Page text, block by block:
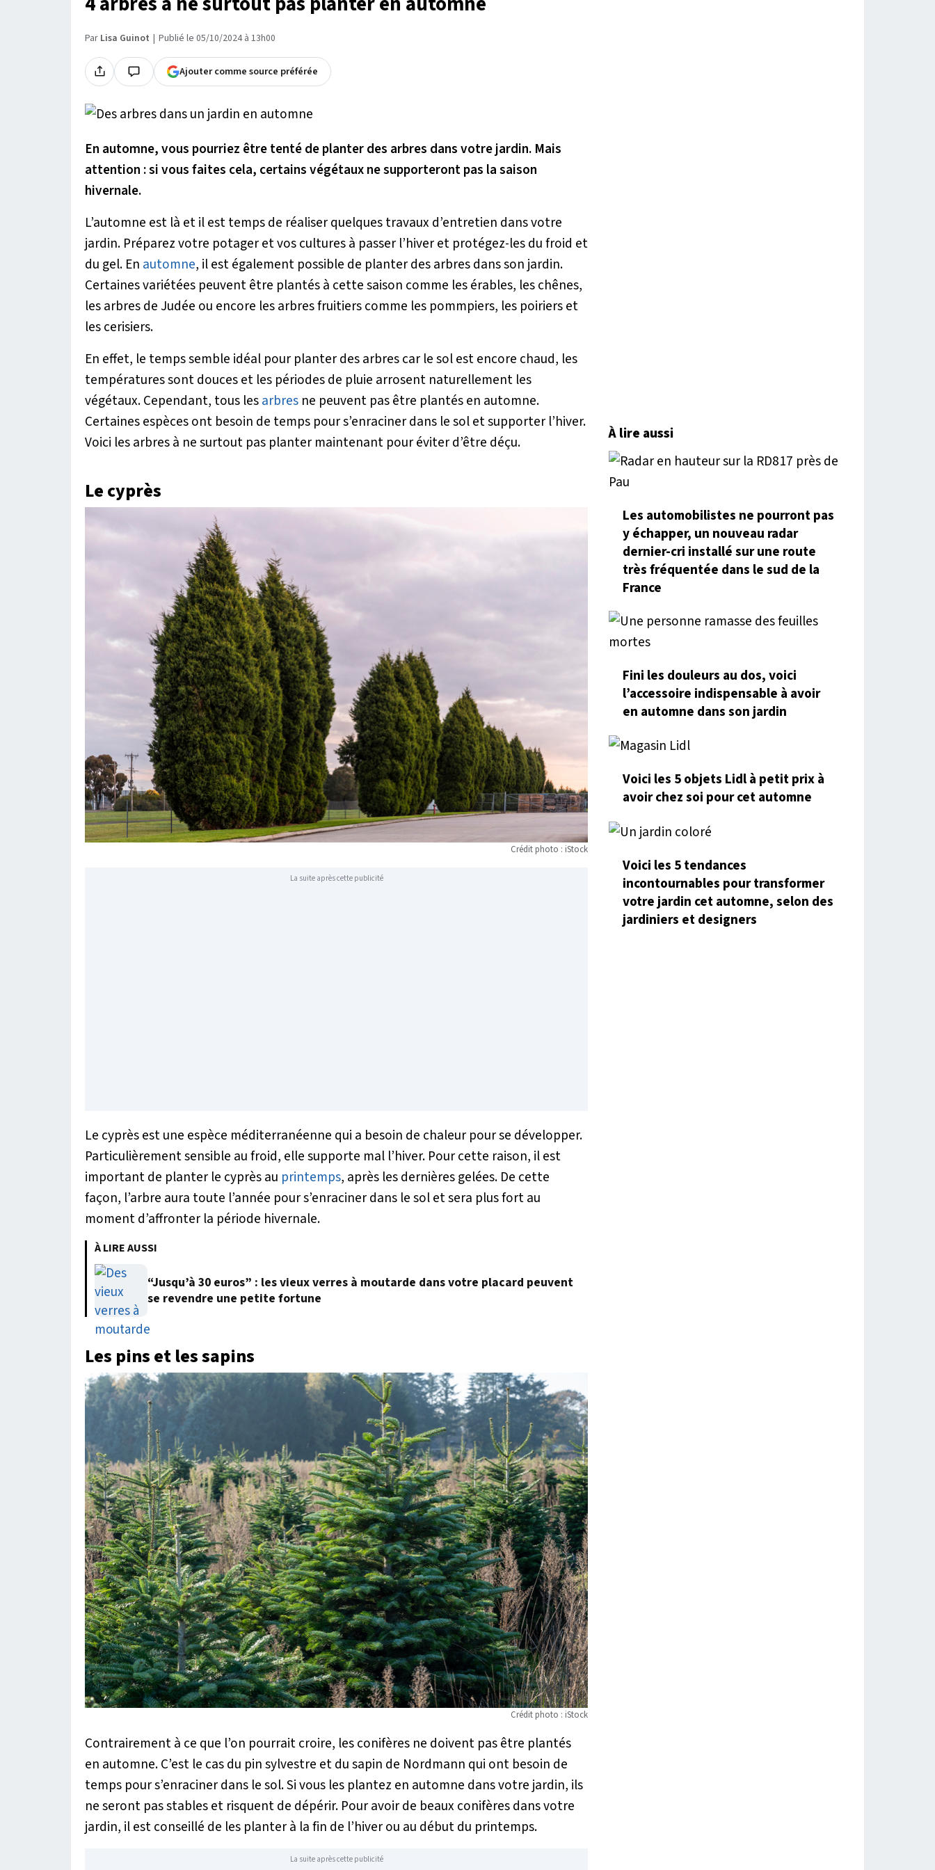
Par Lisa Guinot Publié le 05/10/2024 à 13h00
Ajouter comme source préférée
En automne, vous pourriez être tenté de planter des arbres dans votre jardin. Mais
attention : si vous faites cela, certains végétaux ne supporteront pas la saison
hivernale.
L’automne est là et il est temps de réaliser quelques travaux d’entretien dans votre
jardin. Préparez votre potager et vos cultures à passer l’hiver et protégez-les du froid et
du gel. En automne, il est également possible de planter des arbres dans son jardin.
Certaines variétées peuvent être plantés à cette saison comme les érables, les chênes,
les arbres de Judée ou encore les arbres fruitiers comme les pommpiers, les poiriers et
les cerisiers.
En effet, le temps semble idéal pour planter des arbres car le sol est encore chaud, les
températures sont douces et les périodes de pluie arrosent naturellement les
végétaux. Cependant, tous lesarbres ne peuvent pas être plantés en automne.
Certaines espèces ont besoin de temps pour s’enraciner dans le sol et supporter l’hiver.
Voici les arbres à ne surtout pas planter maintenant pour éviter d’être déçu.
Le cyprès
Crédit photo : iStock
La suite après cette publicité
Le cyprès est une espèce méditerranéenne qui a besoin de chaleur pour se développer.
Particulièrement sensible au froid, elle supporte mal l’hiver. Pour cette raison, il est
important de planter le cyprès au printemps, après les dernières gelées. De cette
façon, l’arbre aura toute l’année pour s’enraciner dans le sol et sera plus fort au
moment d’affronter la période hivernale.
À LIRE AUSSI
“Jusqu’à 30 euros” : les vieux verres à moutarde dans votre placard peuvent
se revendre une petite fortune
Les pins et les sapins
Crédit photo : iStock
Contrairement à ce que l’on pourrait croire, les conifères ne doivent pas être plantés
en automne. C’est le cas du pin sylvestre et du sapin de Nordmann qui ont besoin de
temps pour s’enraciner dans le sol. Si vous les plantez en automne dans votre jardin, ils
ne seront pas stables et risquent de dépérir. Pour avoir de beaux conifères dans votre
jardin, il est conseillé de les planter à la fin de l’hiver ou au début du printemps.
La suite après cette publicité
À lire aussi
Les automobilistes ne pourront pas
y échapper, un nouveau radar
dernier-cri installé sur une route
très fréquentée dans le sud de la
France
Fini les douleurs au dos, voici
l’accessoire indispensable à avoir
en automne dans son jardin
Voici les 5 objets Lidl à petit prix à
avoir chez soi pour cet automne
Voici les 5 tendances
incontournables pour transformer
votre jardin cet automne, selon des
jardiniers et designers